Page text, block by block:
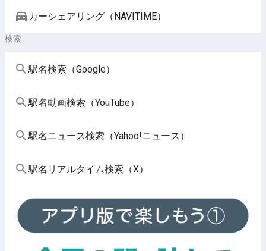
カーシェアリング（NAVITIME）
検索
駅名検索（Google）
駅名動画検索（YouTube）
駅名ニュース検索（Yahoo!ニュース）
駅名リアルタイム検索（X）